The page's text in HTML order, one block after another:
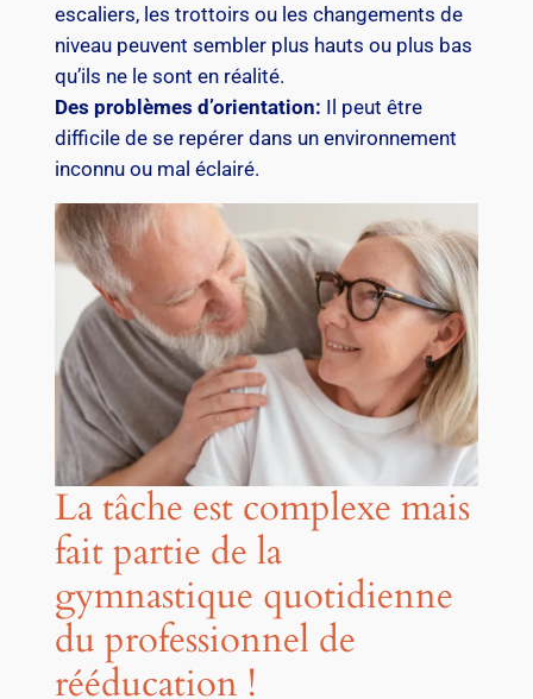
escaliers, les trottoirs ou les changements de
niveau peuvent sembler plus hauts ou plus bas
qu’ils ne le sont en réalité.
Des problèmes d’orientation: Il peut être
difficile de se repérer dans un environnement
inconnu ou mal éclairé.
La tâche est complexe mais
fait partie de la
gymnastique quotidienne
du professionnel de
rééducation !